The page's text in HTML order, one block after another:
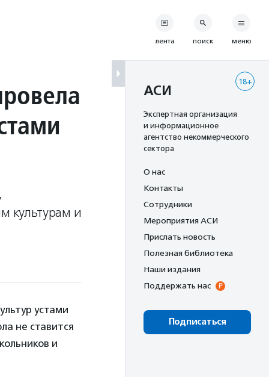
культурам и
устами
не ставится
и
лента поиск меню
18+
АСИ
Экспертная организация
и информационное
агентство некоммерческого
сектора
О нас
Контакты
Сотрудники
Мероприятия АСИ
Прислать новость
Полезная библиотека
Наши издания
Поддержать нас
Подписаться